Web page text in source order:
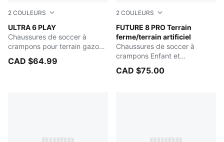
2 COULEURS
ULTRA 6 PLAY
Poison Pink-Sun Stream-Bright Aqua-PUMA White
Chaussures de soccer à
crampons pour terrain gazon
ou tapis d'herbe artificielle
pour adolescents
CAD $64.99
2 COULEURS
FUTURE 8 PRO Terrain
ferme/terrain artificiel
Yellow Alert-PUMA Black-
Chaussures de soccer à
crampons Enfant et
adolescent
CAD $75.00